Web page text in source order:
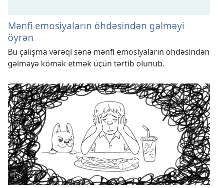
Mənfi emosiyaların öhdəsindən gəlməyi
öyrən
Bu çalışma vərəqi sənə mənfi emosiyaların öhdəsindən
gəlməyə kömək etmək üçün tərtib olunub.